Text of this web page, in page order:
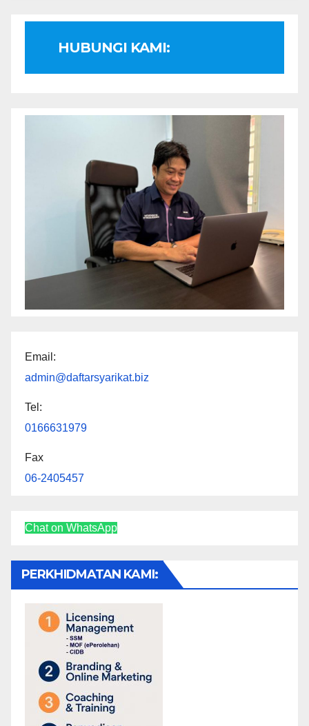
HUBUNGI KAMI:
Email:
admin@daftarsyarikat.biz
Tel:
0166631979
Fax
06-2405457
Chat on WhatsApp
PERKHIDMATAN KAMI: